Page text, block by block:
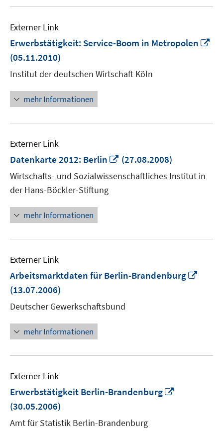
Externer Link
Erwerbstätigkeit: Service-Boom in Metropolen
(05.11.2010)
Institut der deutschen Wirtschaft Köln
mehr Informationen
Externer Link
Datenkarte 2012: Berlin
In
neuem
Fenster
(27.08.2008)
Wirtschafts- und Sozialwissenschaftliches Institut in
der Hans-Böckler-Stiftung
mehr Informationen
Externer Link
Arbeitsmarktdaten für Berlin-Brandenburg
(13.07.2006)
Deutscher Gewerkschaftsbund
mehr Informationen
Externer Link
Erwerbstätigkeit Berlin-Brandenburg
(30.05.2006)
Amt für Statistik Berlin-Brandenburg